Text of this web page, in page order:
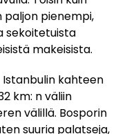
paljon pienempi,
sekoitetuista
makeisista.
Istanbulin kahteen
km: n väliin
välillä. Bosporin
suuria palatseja,